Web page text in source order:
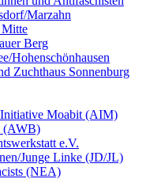
Marzahn
Mitte
Berg
Hohenschönhausen
Zuchthaus Sonnenburg
Moabit (AIM)
(AWB)
e.V.
Junge Linke (JD/JL)
(NEA)